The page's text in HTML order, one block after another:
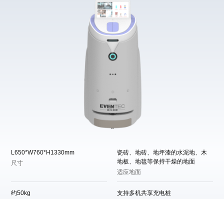
L650*W760*H1330mm
尺寸
瓷砖、地砖、地坪漆的水泥地、木
地板、地毯等保持干燥的地面
适应地面
约50kg
支持多机共享充电桩